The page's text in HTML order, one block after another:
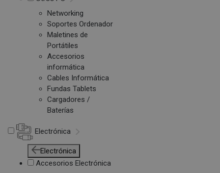
Networking
Soportes Ordenador
Maletines de
Portátiles
Accesorios
informática
Cables Informática
Fundas Tablets
Cargadores /
Baterías
Electrónica
Electrónica
Accesorios Electrónica